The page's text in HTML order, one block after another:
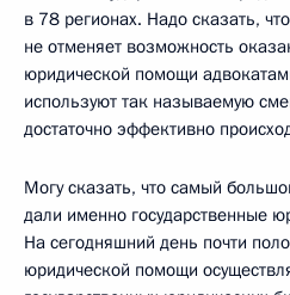
в 78 регионах. Надо сказать,
не отменяет возможность
юридической помощи
используют так называемую
достаточно эффективно
Могу сказать, что самый
дали именно государственные
На сегодняшний день почти
юридической помощи